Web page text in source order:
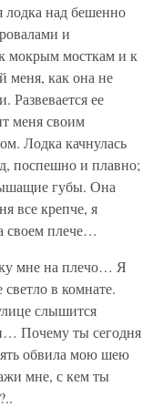
лодка над бешенно
и
мокрым мосткам и к
меня, как она не
Развевается ее
меня своим
Лодка качнулась
поспешно и плавно;
губы. Она
все крепче, я
своем плече…
мне на плечо… Я
в комнате.
слышится
Почему ты сегодня
обвила мою шею
мне, с кем ты